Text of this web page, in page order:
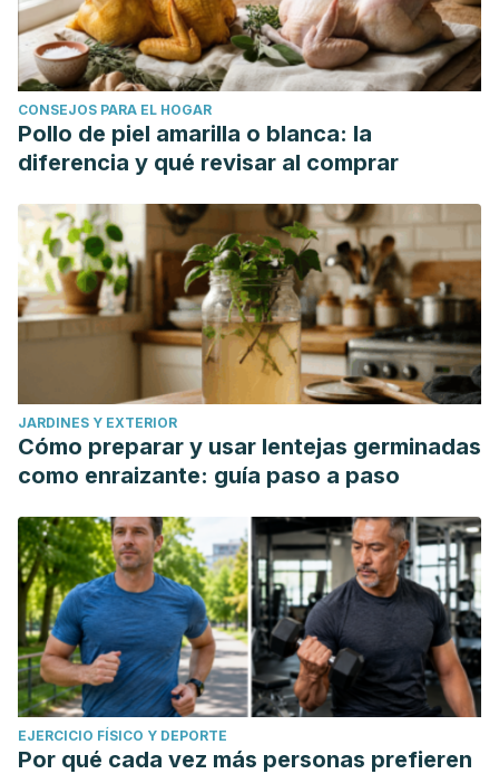
CONSEJOS PARA EL HOGAR
Pollo de piel amarilla o blanca: la
diferencia y qué revisar al comprar
JARDINES Y EXTERIOR
Cómo preparar y usar lentejas germinadas
como enraizante: guía paso a paso
EJERCICIO FÍSICO Y DEPORTE
Por qué cada vez más personas prefieren